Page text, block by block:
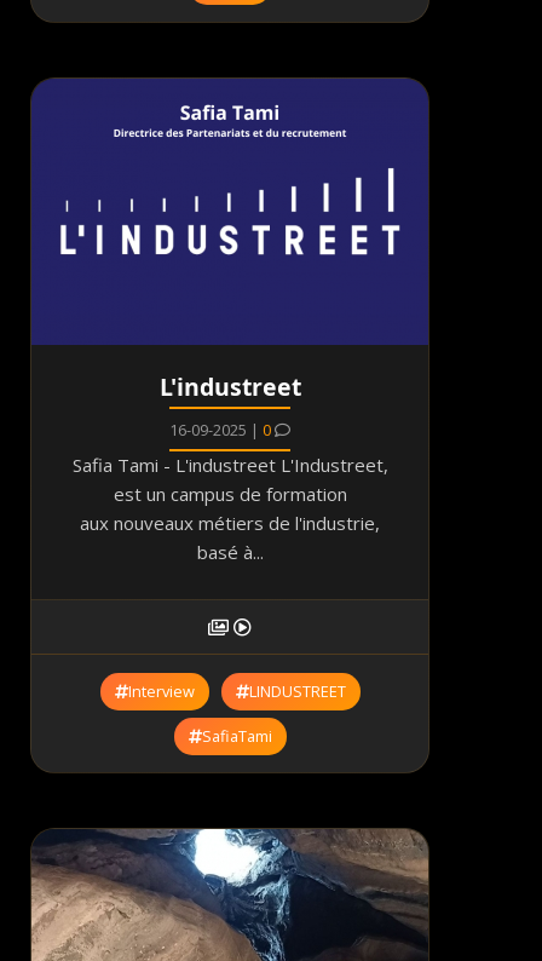
L'industreet
16-09-2025 | 0
Safia Tami - L'industreet L'Industreet,
est un campus de formation
aux nouveaux métiers de l'industrie,
basé à...
Interview LINDUSTREET
SafiaTami